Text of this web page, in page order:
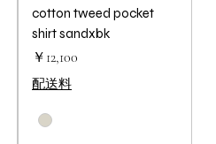
cotton tweed pocket
shirt sandxbk
価格
￥12,100
配送料